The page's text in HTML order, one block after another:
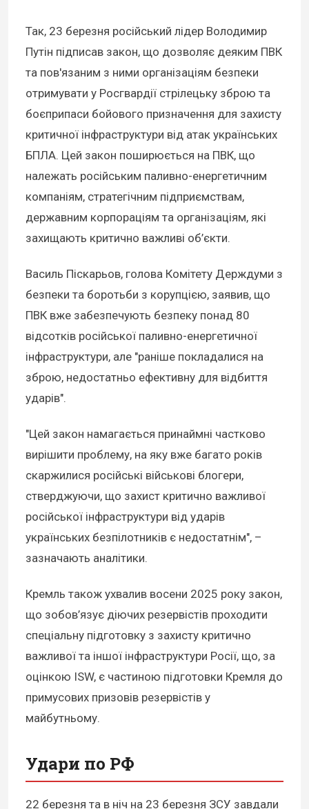
Так, 23 березня російський лідер Володимир
Путін підписав закон, що дозволяє деяким ПВК
та пов'язаним з ними організаціям безпеки
отримувати у Росгвардії стрілецьку зброю та
боєприпаси бойового призначення для захисту
критичної інфраструктури від атак українських
БПЛА. Цей закон поширюється на ПВК, що
належать російським паливно-енергетичним
компаніям, стратегічним підприємствам,
державним корпораціям та організаціям, які
захищають критично важливі об’єкти.
Василь Піскарьов, голова Комітету Держдуми з
безпеки та боротьби з корупцією, заявив, що
ПВК вже забезпечують безпеку понад 80
відсотків російської паливно-енергетичної
інфраструктури, але "раніше покладалися на
зброю, недостатньо ефективну для відбиття
ударів".
"Цей закон намагається принаймні частково
вирішити проблему, на яку вже багато років
скаржилися російські військові блогери,
стверджуючи, що захист критично важливої
російської інфраструктури від ударів
українських безпілотників є недостатнім", –
зазначають аналітики.
Кремль також ухвалив восени 2025 року закон,
що зобов’язує діючих резервістів проходити
спеціальну підготовку з захисту критично
важливої та іншої інфраструктури Росії, що, за
оцінкою ISW, є частиною підготовки Кремля до
примусових призовів резервістів у
майбутньому.
Удари по РФ
22 березня та в ніч на 23 березня ЗСУ завдали